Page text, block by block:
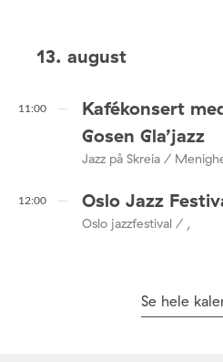
13. august
11:00
Kafékonsert
Gosen Gla’jazz
Jazz på Skreia /
12:00 Oslo Jazz
Oslo jazzfestival / ,
Se hele